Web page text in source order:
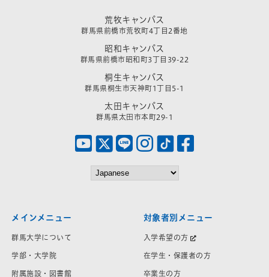
荒牧キャンパス
群馬県前橋市荒牧町4丁目2番地
昭和キャンパス
群馬県前橋市昭和町3丁目39-22
桐生キャンパス
群馬県桐生市天神町1丁目5-1
太田キャンパス
群馬県太田市本町29-1
メインメニュー
群馬大学について
学部・大学院
附属施設・図書館
対象者別メニュー
入学希望の方
在学生・保護者の方
卒業生の方